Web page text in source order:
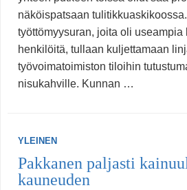
näköispatsaan
työttömyysuran, joita oli useampia
henkilöitä, tullaan kuljettamaan
työvoimatoimiston tiloihin
nisukahville. Kunnan …
YLEINEN
Pakkanen paljasti
kauneuden